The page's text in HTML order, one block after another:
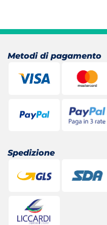
Metodi di pagamento
Spedizione